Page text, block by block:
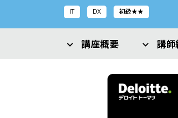
IT DX 初級★★
講座概要 講